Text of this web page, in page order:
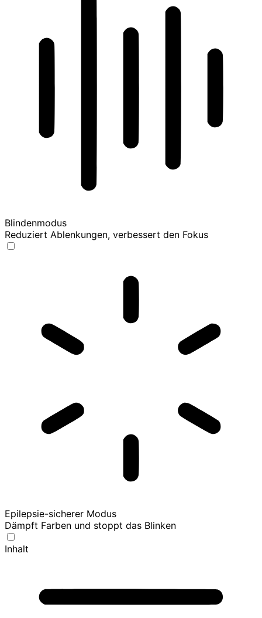
Blindenmodus
Reduziert Ablenkungen, verbessert den Fokus
Epilepsie-sicherer Modus
Dämpft Farben und stoppt das Blinken
Inhalt